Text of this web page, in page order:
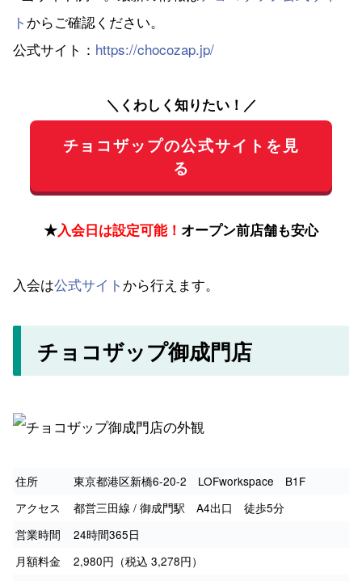
ト からご確認ください。
公式サイト： https://chocozap.jp/
＼くわしく知りたい！／
チョコザップの公式サイトを見
る
★入会日は設定可能！ オープン前店舗も安心
入会は公式サイト から行えます。
チョコザップ御成門店
住所
東京都港区新橋6-20-2 LOFworkspace B1F
アクセス
都営三田線 / 御成門駅 A4出口 徒歩5分
営業時間
24時間365日
月額料金
2,980円（税込 3,278円）